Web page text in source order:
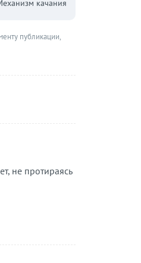
не протираясь
качания
публикации,